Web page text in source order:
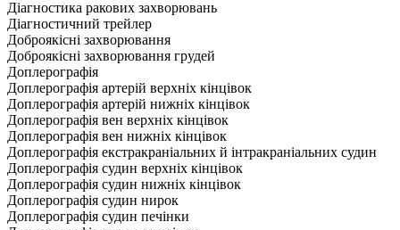
Діагностика ракових захворювань
Діагностичний трейлер
Доброякісні захворювання
Доброякісні захворювання грудей
Доплерографія
Доплерографія артерій верхніх кінцівок
Доплерографія артерій нижніх кінцівок
Доплерографія вен верхніх кінцівок
Доплерографія вен нижніх кінцівок
Доплерографія екстракраніальних й інтракраніальних судин
Доплерографія судин верхніх кінцівок
Доплерографія судин нижніх кінцівок
Доплерографія судин нирок
Доплерографія судин печінки